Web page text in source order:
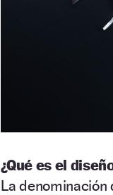
¿Qué es el
La